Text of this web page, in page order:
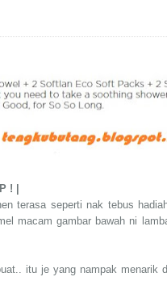
! |
terasa seperti nak tebus
macam gambar bawah ni
itu je yang nampak menarik